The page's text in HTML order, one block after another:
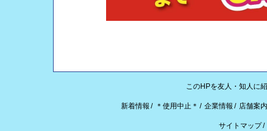
このHPを友人・知人に
新着情報 ＊使用中止＊ 企業情報 店舗案
サイトマップ